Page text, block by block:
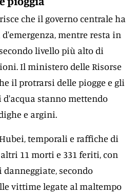
che il governo centrale ha
mentre resta in
livello più alto di
Il ministero delle Risorse
il protrarsi delle piogge e gli
stanno mettendo
e argini.
temporali e raffiche di
11 morti e 331 feriti, con
secondo
vittime legate al maltempo